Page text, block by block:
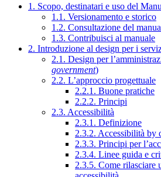
1. Scopo, destinatari e uso del
1.1. Versionamento e storico
1.2. Consultazione del
1.3. Contribuisci al manuale
2. Introduzione al design per i
2.1. Design per
government)
2.2. L’approccio progettuale
2.2.1. Buone pratiche
2.2.2. Principi
2.3. Accessibilità
2.3.1. Definizione
2.3.2. Accessibilità by
2.3.3. Principi per
2.3.4. Linee guida e
2.3.5. Come rilasciare